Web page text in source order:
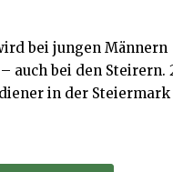
bei jungen Männern
auch bei den Steirern.
in der Steiermark